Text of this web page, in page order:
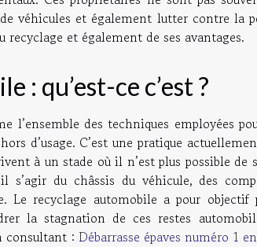
véhicules et également lutter contre la
et également de ses avantages.
: qu’est-ce c’est ?
l’ensemble des techniques employées
d’usage. C’est une pratique
à un stade où il n’est plus possible de
du châssis du véhicule, des
Le recyclage automobile a pour
la stagnation de ces restes
consultant : Débarrasse épaves numéro 1